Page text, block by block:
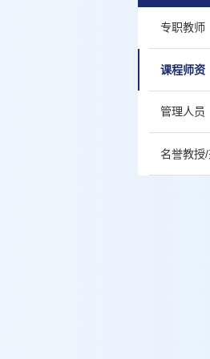
专职教师
课程师资
管理人员
名誉教授